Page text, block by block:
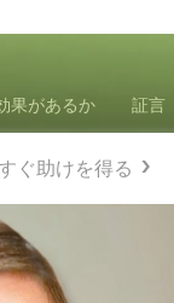
果があるか 証言
ぐ助けを得る